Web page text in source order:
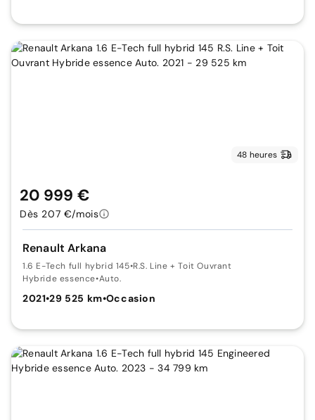
48 heures
Renault Arkana
1.6 E-Tech full hybrid 145•R.S. Line + Toit Ouvrant
Hybride essence•Auto.
2021•29 525 km•Occasion
20 999 €
Dès 207 €/mois